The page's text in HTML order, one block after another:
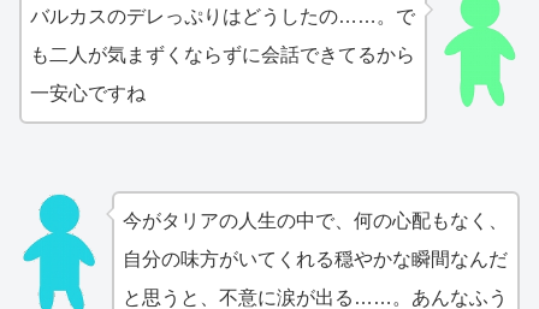
バルカスのデレっぷりはどうしたの……。で
も二人が気まずくならずに会話できてるから
一安心ですね
今がタリアの人生の中で、何の心配もなく、
自分の味方がいてくれる穏やかな瞬間なんだ
と思うと、不意に涙が出る……。あんなふう